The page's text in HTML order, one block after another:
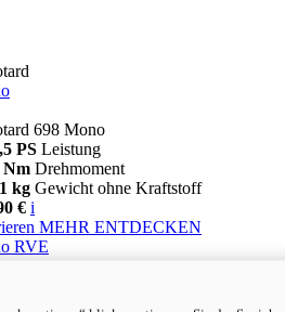
698 Mono
PS Leistung
Nm Drehmoment
kg Gewicht ohne Kraftstoff
€ i
MEHR ENTDECKEN
RVE
PS
Leistung